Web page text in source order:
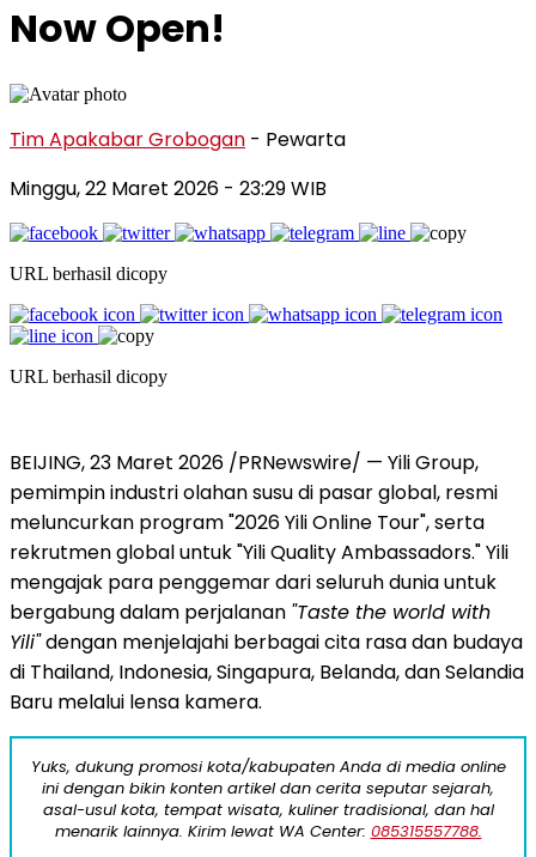
Now Open!
Tim Apakabar Grobogan - Pewarta
Minggu, 22 Maret 2026 - 23:29 WIB
URL berhasil dicopy
URL berhasil dicopy
BEIJING,23 Maret 2026 /PRNewswire/ — Yili Group,
pemimpin industri olahan susu di pasar global, resmi
meluncurkan program "2026 Yili Online Tour", serta
rekrutmen global untuk "Yili Quality Ambassadors." Yili
mengajak para penggemar dari seluruh dunia untuk
bergabung dalam perjalanan "Taste the world with
Yili"dengan menjelajahi berbagai cita rasa dan budaya
di Thailand, Indonesia, Singapura, Belanda, dan Selandia
Baru melalui lensa kamera.
Yuks, dukung promosi kota/kabupaten Anda di media online
ini dengan bikin konten artikel dan cerita seputar sejarah,
asal-usul kota, tempat wisata, kuliner tradisional, dan hal
menarik lainnya. Kirim lewat WA Center: 085315557788.